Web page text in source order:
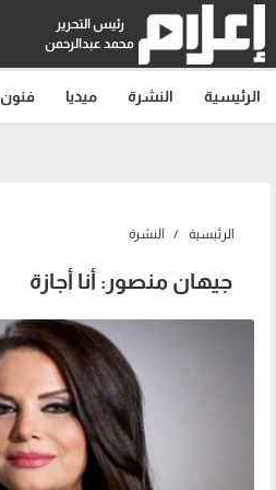
رئيس التحرير
محمد عبدالرحمن
الرئيسية النشرة ميديا فنون
الرئيسية النشرة
جيهان منصور: أنا أجازة